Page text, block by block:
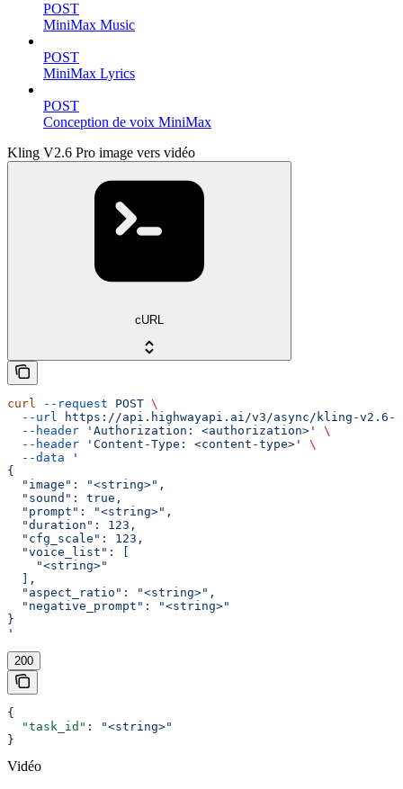
POST
MiniMax Music
POST
MiniMax Lyrics
POST
Conception de voix MiniMax
Kling V2.6 Pro image vers vidéo
cURL
curl --request POST \
  --url
https://api.highwayapi.ai/v3/async/kling-v2.6-
  --header
'Authorization: <authorization>'
\
  --header
'Content-Type: <content-type>'
\
  --data
'
{
  "image": "<string>",
  "sound": true,
  "prompt": "<string>",
  "duration": 123,
  "cfg_scale": 123,
  "voice_list": [
    "<string>"
  ],
  "aspect_ratio": "<string>",
  "negative_prompt": "<string>"
}
'
200
{
  "task_id"
:
"<string>"
}
Vidéo